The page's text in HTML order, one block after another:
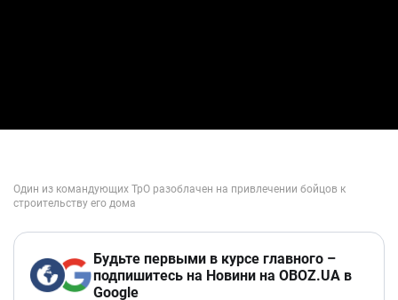
Будьте первыми в курсе главного –
подпишитесь на Новини на OBOZ.UA в
Google